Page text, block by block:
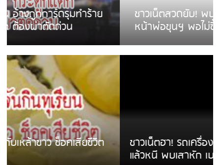
ชาวเน็ตสวดยับ! พบพม่าเร่ขายพวงมาลัย
หน้าพ่อขุนฯ พอไม่ซื้อเดินตาม
ชาวเน็ตฮา! รถเครื่องแม่สายชนป้ายร้านโลงศพ
แล้วหนี พบเสาหัก เบรคหัก หวิดได้ใช้บริการ